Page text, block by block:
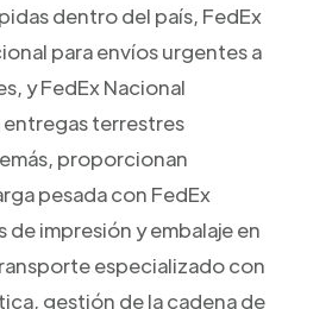
dentro del país, FedEx
para envíos urgentes a
y FedEx Nacional
terrestres
proporcionan
pesada con FedEx
de impresión y embalaje en
especializado con
gestión de la cadena de